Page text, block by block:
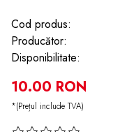
Cod produs:
Producător:
Disponibilitate:
10.00 RON
*(Prețul include TVA)